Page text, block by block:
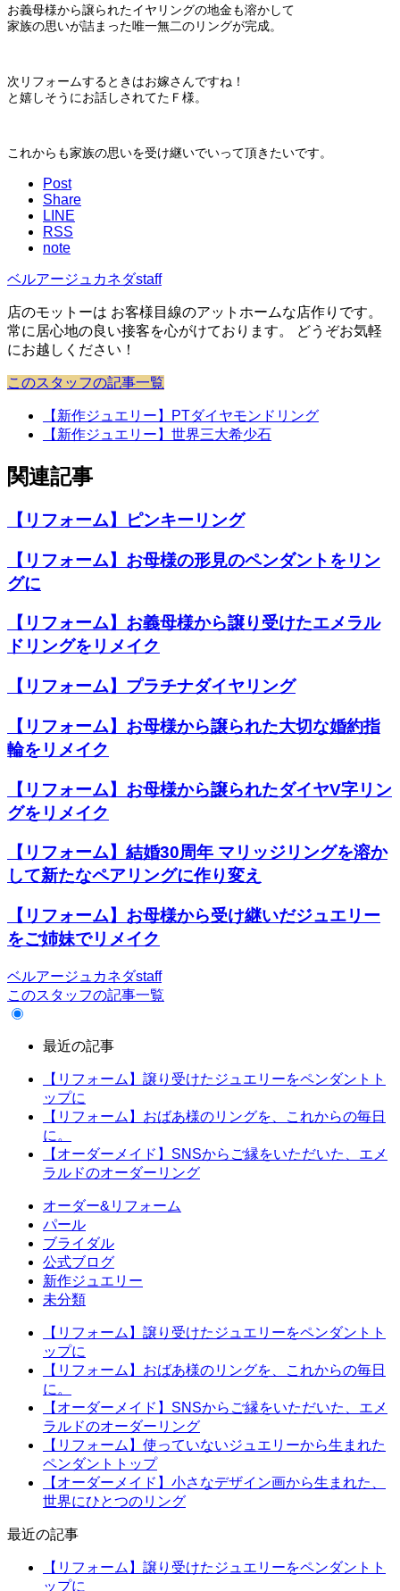
お義母様から譲られたイヤリングの地金も溶かして
家族の思いが詰まった唯一無二のリングが完成。
次リフォームするときはお嫁さんですね！
と嬉しそうにお話しされてたＦ様。
これからも家族の思いを受け継いでいって頂きたいです。
Post
Share
LINE
RSS
note
ベルアージュカネダstaff
店のモットーは お客様目線のアットホームな店作りです。
常に居心地の良い接客を心がけております。 どうぞお気軽
にお越しください！
このスタッフの記事一覧
【新作ジュエリー】PTダイヤモンドリング
【新作ジュエリー】世界三大希少石
関連記事
【リフォーム】ピンキーリング
【リフォーム】お母様の形見のペンダントをリン
グに
【リフォーム】お義母様から譲り受けたエメラル
ドリングをリメイク
【リフォーム】プラチナダイヤリング
【リフォーム】お母様から譲られた大切な婚約指
輪をリメイク
【リフォーム】お母様から譲られたダイヤV字リン
グをリメイク
【リフォーム】結婚30周年 マリッジリングを溶か
して新たなペアリングに作り変え
【リフォーム】お母様から受け継いだジュエリー
をご姉妹でリメイク
ベルアージュカネダstaff
このスタッフの記事一覧
最近の記事
【リフォーム】譲り受けたジュエリーをペンダントト
ップに
【リフォーム】おばあ様のリングを、これからの毎日
に。
【オーダーメイド】SNSからご縁をいただいた、エメ
ラルドのオーダーリング
オーダー&リフォーム
パール
ブライダル
公式ブログ
新作ジュエリー
未分類
【リフォーム】譲り受けたジュエリーをペンダントト
ップに
【リフォーム】おばあ様のリングを、これからの毎日
に。
【オーダーメイド】SNSからご縁をいただいた、エメ
ラルドのオーダーリング
【リフォーム】使っていないジュエリーから生まれた
ペンダントトップ
【オーダーメイド】小さなデザイン画から生まれた、
世界にひとつのリング
最近の記事
【リフォーム】譲り受けたジュエリーをペンダントト
ップに